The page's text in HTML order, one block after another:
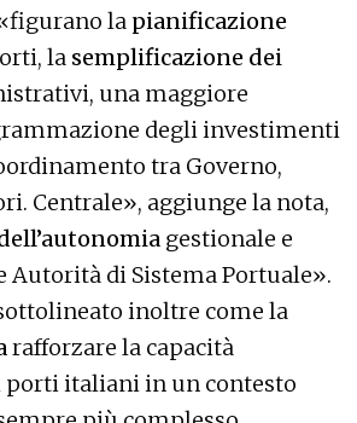
la pianificazione
la semplificazione dei
una maggiore
degli investimenti
tra Governo,
Centrale», aggiunge la nota,
gestionale e
Autorità di Sistema Portuale».
inoltre come la
rafforzare la capacità
italiani in un contesto